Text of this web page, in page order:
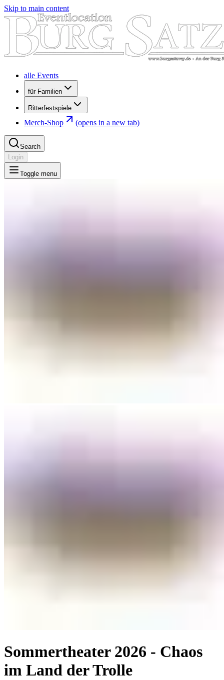
Skip to main content
alle Events
für Familien
Ritterfestspiele
Merch-Shop (opens in a new tab)
Search
Login
Toggle menu
Sommertheater 2026 - Chaos
im Land der Trolle